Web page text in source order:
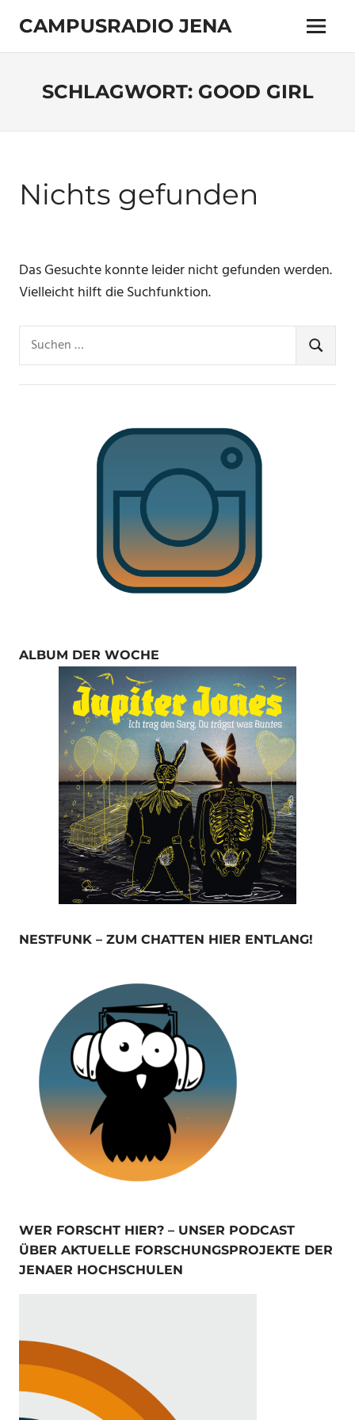
Inhalt
springen
CAMPUSRADIO JENA
103.4
Menü
SCHLAGWORT: GOOD GIRL
Nichts gefunden
Das Gesuchte konnte leider nicht gefunden werden.
Vielleicht hilft die Suchfunktion.
Suchen
SUCHEN
ALBUM DER WOCHE
NESTFUNK – ZUM CHATTEN HIER ENTLANG!
WER FORSCHT HIER? – UNSER PODCAST
ÜBER AKTUELLE FORSCHUNGSPROJEKTE DER
JENAER HOCHSCHULEN